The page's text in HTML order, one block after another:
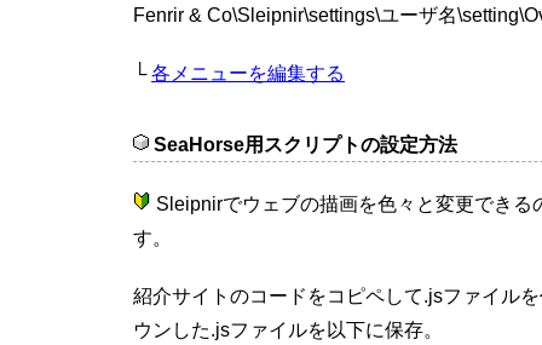
Fenrir & Co\Sleipnir\settings\ユーザ名
└各メニューを編集する
SeaHorse用スクリプトの設定方法
Sleipnirでウェブの描画を色々と変更できる
す。
紹介サイトのコードをコピペして.jsファイル
ウンした.jsファイルを以下に保存。